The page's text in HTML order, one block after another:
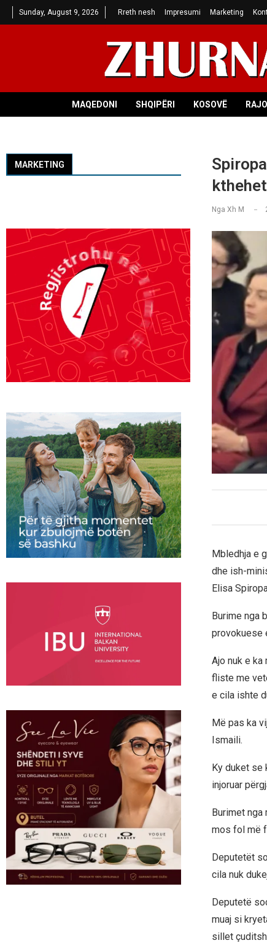
Sunday, August 9, 2026 Rreth nesh Impresumi Marketing
MAQEDONI SHQIPËRI KOSOVË
Nga Xh M
Mbledhja e
dhe ish-
Elisa
Burime nga
provokuese
Ajo nuk e
fliste me
e cila ishte
Më pas ka
Ismaili.
Ky duket se
injoruar
Burimet nga
mos fol më
Deputetët
cila nuk
Deputetë
muaj si
sillet
MARKETING